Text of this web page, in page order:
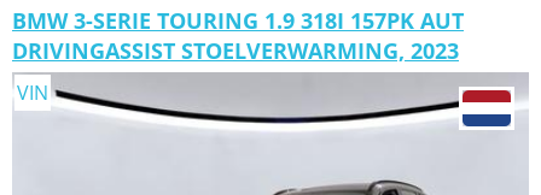
BMW 3-SERIE TOURING 1.9 318I 157PK AUT
DRIVINGASSIST STOELVERWARMING, 2023
VIN